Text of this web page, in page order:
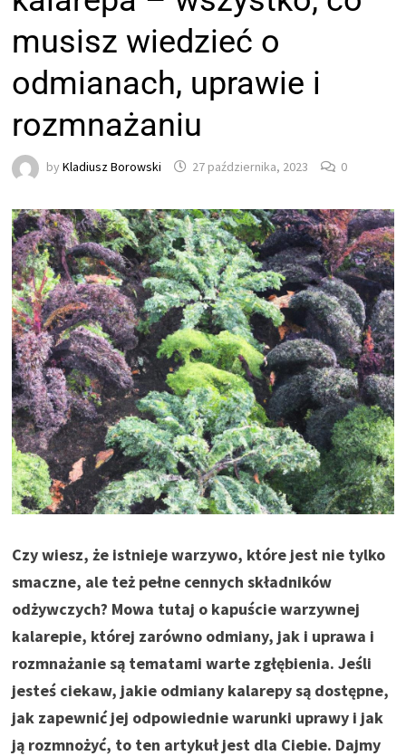
musisz wiedzieć o
odmianach, uprawie i
rozmnażaniu
byKladiusz Borowski 27 października, 2023 0
Czy wiesz, że istnieje warzywo, które jest nie tylko
smaczne, ale też pełne cennych składników
odżywczych? Mowa tutaj o kapuście warzywnej
kalarepie, której zarówno odmiany, jak i uprawa i
rozmnażanie są tematami warte zgłębienia. Jeśli
jesteś ciekaw, jakie odmiany kalarepy są dostępne,
jak zapewnić jej odpowiednie warunki uprawy i jak
ją rozmnożyć, to ten artykuł jest dla Ciebie. Dajmy